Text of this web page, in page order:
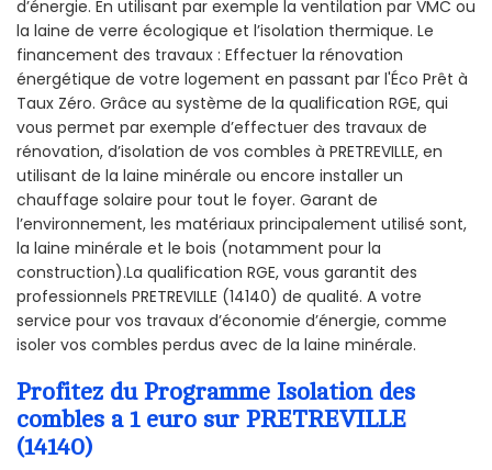
d’énergie. En utilisant par exemple la ventilation par VMC ou
la laine de verre écologique et l’isolation thermique. Le
financement des travaux : Effectuer la rénovation
énergétique de votre logement en passant par l'Éco Prêt à
Taux Zéro. Grâce au système de la qualification RGE, qui
vous permet par exemple d’effectuer des travaux de
rénovation, d’isolation de vos combles à PRETREVILLE, en
utilisant de la laine minérale ou encore installer un
chauffage solaire pour tout le foyer. Garant de
l’environnement, les matériaux principalement utilisé sont,
la laine minérale et le bois (notamment pour la
construction).La qualification RGE, vous garantit des
professionnels PRETREVILLE (14140) de qualité. A votre
service pour vos travaux d’économie d’énergie, comme
isoler vos combles perdus avec de la laine minérale.
Profitez du Programme Isolation des
combles a 1 euro sur PRETREVILLE
(14140)